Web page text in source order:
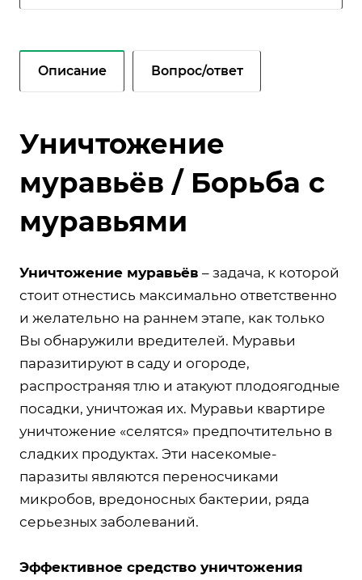
Описание Вопрос/ответ
Уничтожение
муравьёв / Борьба с
муравьями
Уничтожение муравьёв – задача, к которой
стоит отнестись максимально ответственно
и желательно на раннем этапе, как только
Вы обнаружили вредителей. Муравьи
паразитируют в саду и огороде,
распространяя тлю и атакуют плодоягодные
посадки, уничтожая их. Муравьи квартире
уничтожение «селятся» предпочтительно в
сладких продуктах. Эти насекомые-
паразиты являются переносчиками
микробов, вредоносных бактерии, ряда
серьезных заболеваний.
Эффективное средство уничтожения